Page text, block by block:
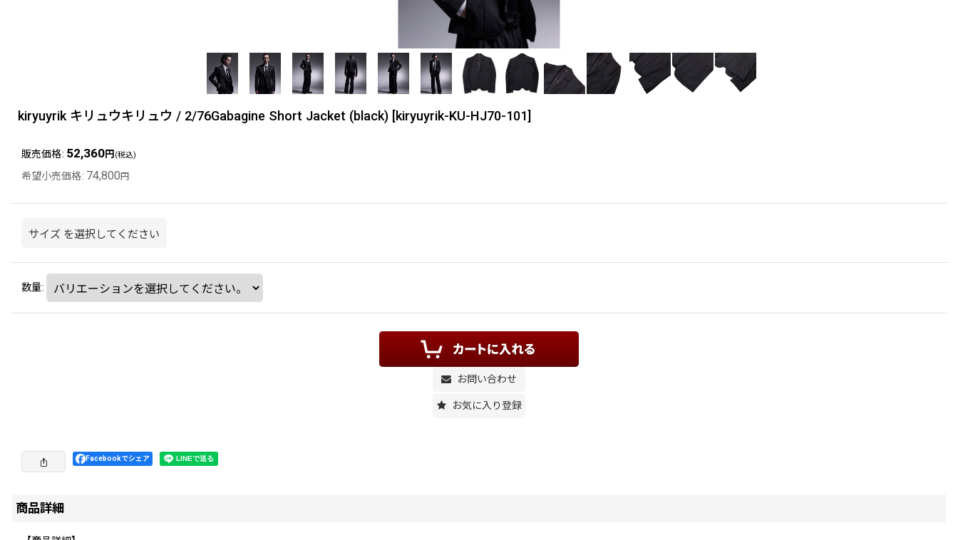
kiryuyrik キリュウキリュウ / 2/76Gabagine Short Jacket (black) [kiryuyrik-KU-HJ70-101]
販売価格: 52,360円 (税込)
希望小売価格: 74,800 円
サイズ を選択してください
数量:
お問い合わせ
お気に入り登録
Facebookでシェア
商品詳細